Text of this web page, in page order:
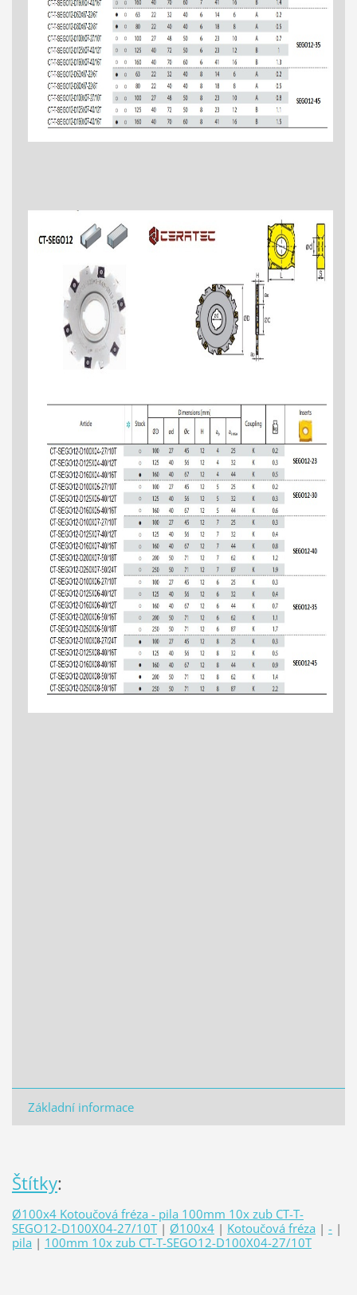
Základní informace
Štítky:
Ø100x4 Kotoučová fréza - pila 100mm 10x zub CT-T-
SEGO12-D100X04-27/10T | Ø100x4 | Kotoučová fréza | - |
pila | 100mm 10x zub CT-T-SEGO12-D100X04-27/10T